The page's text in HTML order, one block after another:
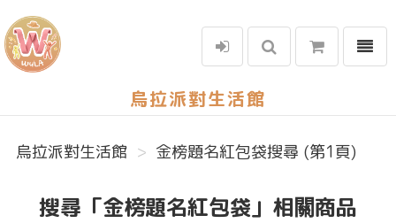
烏拉派對生活館
選單
烏拉派對生活館 金榜題名紅包袋搜尋 (第1頁)
搜尋「金榜題名紅包袋」相關商品